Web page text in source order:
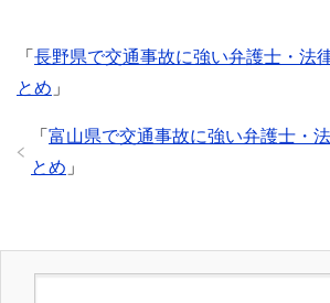
「 長野県で交通事故に強い弁護士・法
とめ 」
「 富山県で交通事故に強い弁護士・
とめ 」